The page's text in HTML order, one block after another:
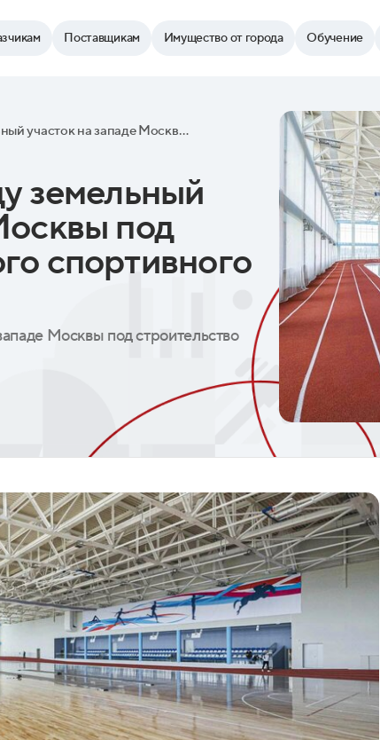
Поставщикам Имущество от города Обучение
Город сдаст в аренду земельный участок на западе Москвы под строительство нового спортивного объекта
земельный
под
спортивного
Москвы под строительство